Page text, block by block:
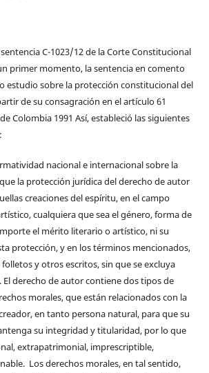
sentencia C-1023/12 de la Corte Constitucional
primer momento, la sentencia en comento
estudio sobre la protección constitucional del
de su consagración en el artículo 61
Colombia 1991 Así, estableció las siguientes
nacional e internacional sobre la
la protección jurídica del derecho de autor
creaciones del espíritu, en el campo
cualquiera que sea el género, forma de
el mérito literario o artístico, ni su
protección, y en los términos mencionados,
y otros escritos, sin que se excluya
El derecho de autor contiene dos tipos de
morales, que están relacionados con la
en tanto persona natural, para que su
su integridad y titularidad, por lo que
extrapatrimonial, imprescriptible,
Los derechos morales, en tal sentido,